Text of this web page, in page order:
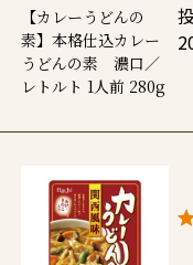
【カレーうどんの
素】本格仕込カレー
うどんの素 濃口／
レトルト 1人前 280g